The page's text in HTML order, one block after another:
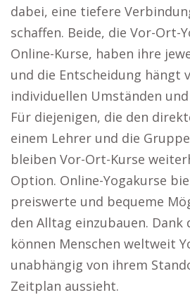
dabei, eine tiefere
schaffen. Beide, die Vor-Ort-
Online-Kurse, haben ihre
und die Entscheidung hängt
individuellen Umständen
Für diejenigen, die den
einem Lehrer und die
bleiben Vor-Ort-Kurse
Option. Online-Yogakurse
preiswerte und bequeme
den Alltag einzubauen.
können Menschen weltweit
unabhängig von ihrem
Zeitplan aussieht.